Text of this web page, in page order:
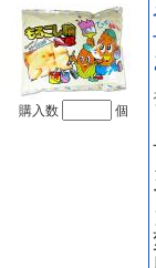
購入数 個